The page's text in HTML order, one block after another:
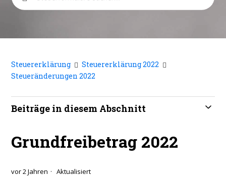
Steuererklärung
Steuererklärung 2022
Steueränderungen 2022
Beiträge in diesem Abschnitt
Grundfreibetrag 2022
vor 2 Jahren Aktualisiert